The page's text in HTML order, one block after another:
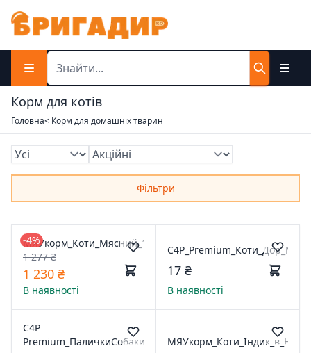
Корм для котів
Головна< Корм для домашніх тварин
Фільтри
-4%
МЯУкорм_Коти_Мясний_11кг
1 277 ₴
1 230 ₴
В наявності
17 ₴
В наявності
С4Р
Premium_ПаличкиСобаки_ДенталСтікс_117г